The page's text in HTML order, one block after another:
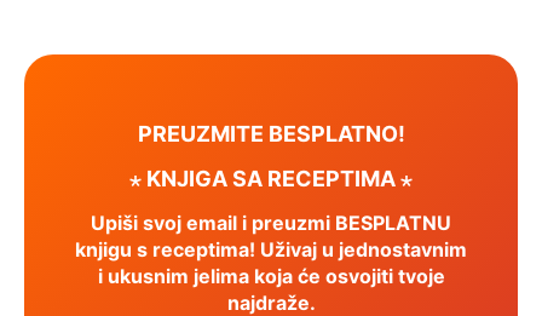
PREUZMITE BESPLATNO!
⋆ KNJIGA SA RECEPTIMA ⋆
Upiši svoj email i preuzmi BESPLATNU
knjigu s receptima! Uživaj u jednostavnim
i ukusnim jelima koja će osvojiti tvoje
najdraže.